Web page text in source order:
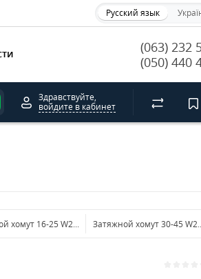
Русский язык
(063) 232
(050) 440
Здравствуйте,
войдите в кабинет
хомут 16-25 W2 нерж DIN3017Затяжной хомут 30-45 W2